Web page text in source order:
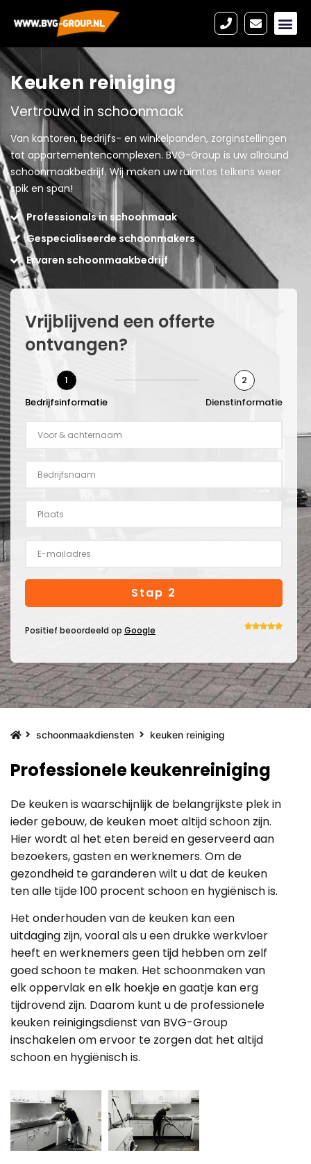
Keuken reiniging
Vertrouwd in schoonmaak
Van kantoren, bedrijfs- en winkelpanden, zorginstellingen
tot appartementencomplexen. BVG-Group is uw allround
schoonmaakbedrijf. Wij maken uw ruimtes telkens weer
spik en span!
Professionals in schoonmaak
Gespecialiseerde schoonmakers
Ervaren schoonmaakbedrijf
Vrijblijvend een offerte
ontvangen?
1
Bedrijfsinformatie
2
Dienstinformatie
Stap 2
Positief beoordeeld op Google
schoonmaakdiensten keuken reiniging
Professionele keukenreiniging
De keuken is waarschijnlijk de belangrijkste plek in
ieder gebouw, de keuken moet altijd schoon zijn.
Hier wordt al het eten bereid en geserveerd aan
bezoekers, gasten en werknemers. Om de
gezondheid te garanderen wilt u dat de keuken
ten alle tijde 100 procent schoon en hygiënisch is.
Het onderhouden van de keuken kan een
uitdaging zijn, vooral als u een drukke werkvloer
heeft en werknemers geen tijd hebben om zelf
goed schoon te maken. Het schoonmaken van
elk oppervlak en elk hoekje en gaatje kan erg
tijdrovend zijn. Daarom kunt u de professionele
keuken reinigingsdienst van BVG-Group
inschakelen om ervoor te zorgen dat het altijd
schoon en hygiënisch is.